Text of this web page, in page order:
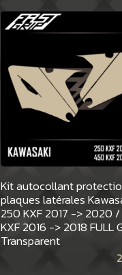
Kit autocollant
plaques latérales
250 KXF 2017 -> 2020
KXF 2016 -> 2018 FULL
Transparent